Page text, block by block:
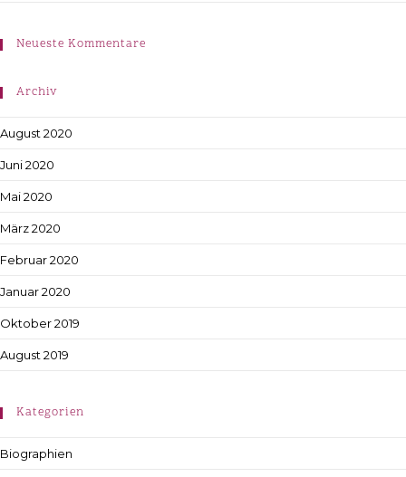
Neueste Kommentare
Archiv
August 2020
Juni 2020
Mai 2020
März 2020
Februar 2020
Januar 2020
Oktober 2019
August 2019
Kategorien
Biographien